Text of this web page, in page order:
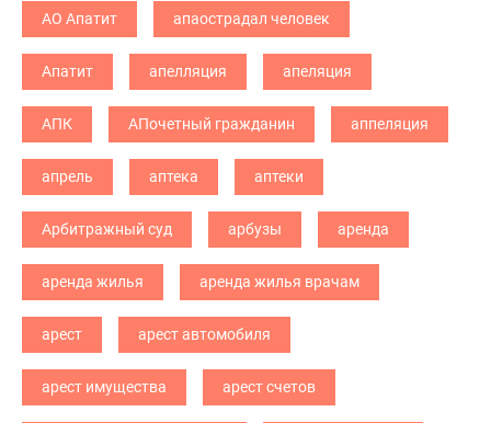
АО Апатит апаострадал человек
Апатит апелляция апеляция
АПК АПочетный гражданин аппеляция
апрель аптека аптеки
Арбитражный суд арбузы аренда
аренда жилья аренда жилья врачам
арест арест автомобиля
арест имущества арест счетов